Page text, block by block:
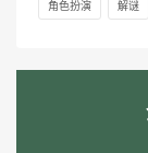
角色扮演 解谜